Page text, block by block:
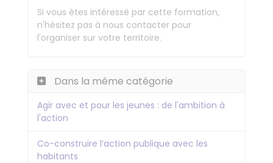
Si vous êtes intéressé par cette formation,
n'hésitez pas à nous contacter pour
l'organiser sur votre territoire.
Dans la même catégorie
Agir avec et pour les jeunes : de l'ambition à
l'action
Co-construire l’action publique avec les
habitants